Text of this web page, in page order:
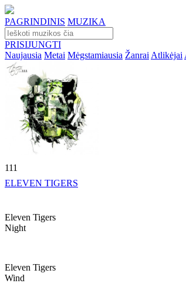
PAGRINDINIS MUZIKA
PRISIJUNGTI
Naujausia Metai Mėgstamiausia Žanrai Atlikėjai
111
ELEVEN TIGERS
Eleven Tigers
Night
Eleven Tigers
Wind